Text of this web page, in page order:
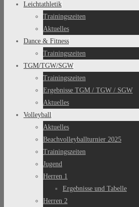
Leichtathletik
Trainingszeiten
Aktuelles
Dance & Fitness
Trainingszeiten
TGM/TGW/SGW
Trainingszeiten
Ergebnisse TGM / TGW / SGW
Aktuelles
Volleyball
Aktuelles
Beachvolleyballturnier 2025
Trainingszeiten
Jugend
Herren 1
Ergebnisse und Tabelle
Herren 2